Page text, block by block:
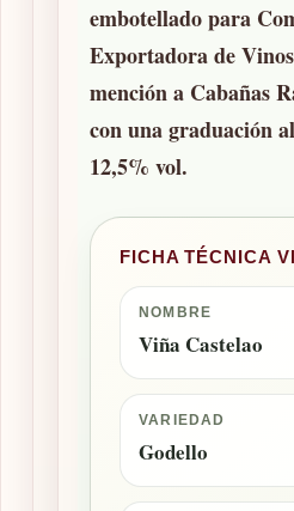
embotellado para
Exportadora de
mención a Cabañas
con una graduación
12,5% vol.
FICHA TÉCNICA
NOMBRE
Viña Castelao
VARIEDAD
Godello